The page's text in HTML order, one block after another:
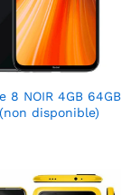
8 NOIR 4GB 64GB
(non disponible)